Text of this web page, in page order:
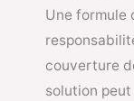
Une formule
couverture
solution